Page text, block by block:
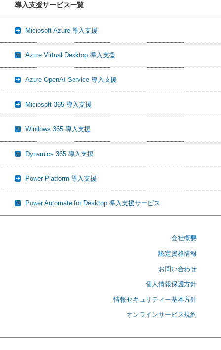
導入支援サービス一覧
Microsoft Azure 導入支援
Azure Virtual Desktop 導入支援
Azure OpenAI Service 導入支援
Microsoft 365 導入支援
Windows 365 導入支援
Dynamics 365 導入支援
Power Platform 導入支援
Power Automate for Desktop 導入支援サービス
会社概要
認定資格情報
お問い合わせ
個人情報保護方針
情報セキュリティー基本方針
オンラインサービス規約